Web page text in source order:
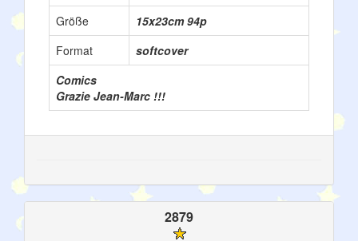
Größe
15x23cm 94p
Format
softcover
Comics
Grazie Jean-Marc !!!
2879